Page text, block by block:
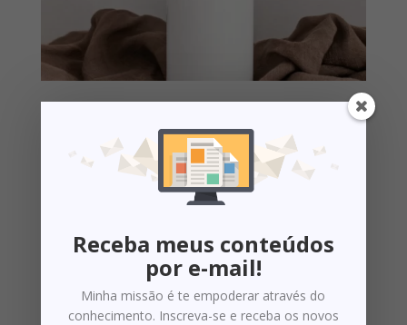
mar 3, 2021|Meu Blog
Em uma das minhas experiências em trade, já vivi uma
situação em que o time de marketing não envolveu a
equipe de trade no processo inicial de lançamento.
Diante disso, tivemos alguns problemas: Projetou-se
um volume de vendas bem acima do que era possível,
uma vez...
Receba meus conteúdos
por e-mail!
Minha missão é te empoderar através do
conhecimento. Inscreva-se e receba os novos